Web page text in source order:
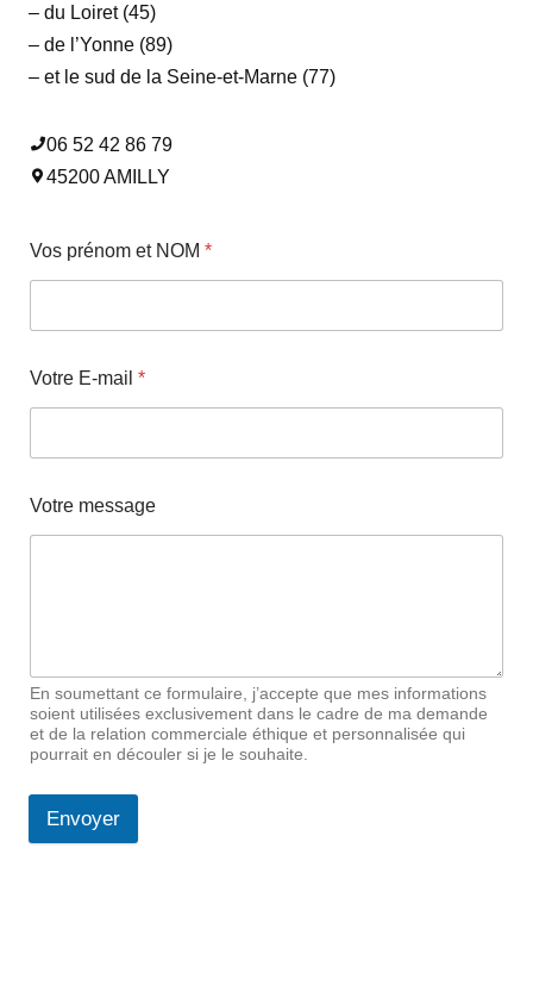
– du Loiret (45)
– de l’Yonne (89)
– et le sud de la Seine-et-Marne (77)
06 52 42 86 79
45200 AMILLY
Vos prénom et NOM *
Votre E-mail *
Votre message
En soumettant ce formulaire, j’accepte que mes informations
soient utilisées exclusivement dans le cadre de ma demande
et de la relation commerciale éthique et personnalisée qui
pourrait en découler si je le souhaite.
Envoyer